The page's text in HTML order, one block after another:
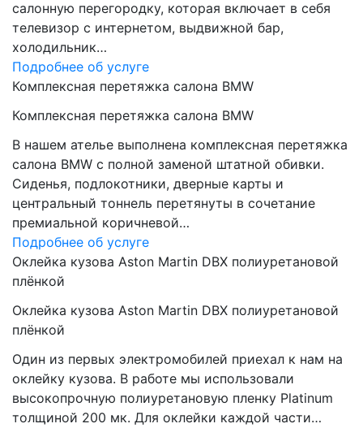
салонную перегородку, которая включает в себя
телевизор с интернетом, выдвижной бар,
холодильник…
Подробнее об услуге
Комплексная перетяжка салона BMW
Комплексная перетяжка салона BMW
В нашем ателье выполнена комплексная перетяжка
салона BMW с полной заменой штатной обивки.
Сиденья, подлокотники, дверные карты и
центральный тоннель перетянуты в сочетание
премиальной коричневой…
Подробнее об услуге
Оклейка кузова Aston Martin DBX полиуретановой
плёнкой
Оклейка кузова Aston Martin DBX полиуретановой
плёнкой
Один из первых электромобилей приехал к нам на
оклейку кузова. В работе мы использовали
высокопрочную полиуретановую пленку Platinum
толщиной 200 мк. Для оклейки каждой части…